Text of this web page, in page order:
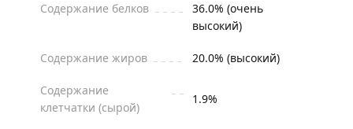
Содержание белков
36.0% (очень
высокий)
Содержание жиров 20.0% (высокий)
Содержание
клетчатки (сырой)
1.9%